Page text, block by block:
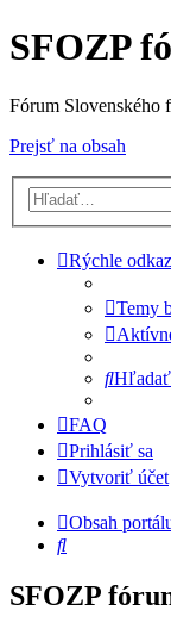
SFOZP
Fórum Slovenského
Prejsť na obsah
Rýchle
Temy
Hľadať
FAQ
Prihlásiť sa
Vytvoriť účet
Obsah
Hľadať
SFOZP